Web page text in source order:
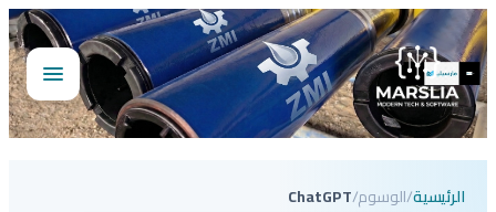
تخطى
إلى
المحتوى فتح
الرئيسية/الوسوم/
ChatGPT